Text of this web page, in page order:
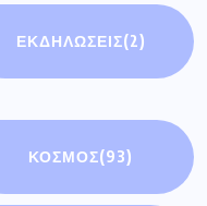
ΕΚΔΗΛΩΣΕΙΣ(2)
ΚΟΣΜΟΣ(93)